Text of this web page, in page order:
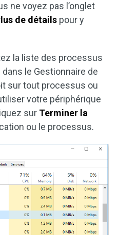
ne voyez pas l’onglet
de détails pour y
la liste des processus
le Gestionnaire de
sur tout processus ou
votre périphérique
sur Terminer la
ou le processus.